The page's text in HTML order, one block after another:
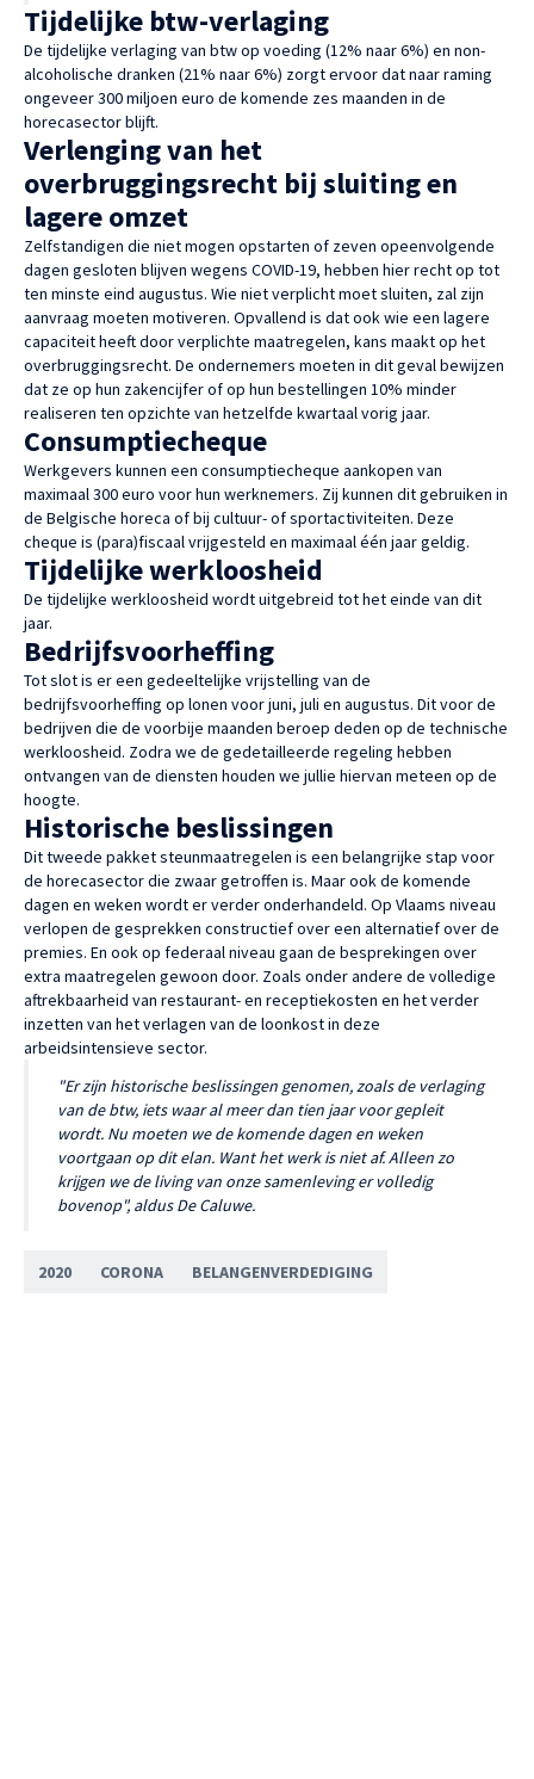
Tijdelijke btw-verlaging
De tijdelijke verlaging van btw op voeding (12% naar 6%) en non-
alcoholische dranken (21% naar 6%) zorgt ervoor dat naar raming
ongeveer 300 miljoen euro de komende zes maanden in de
horecasector blijft.
Verlenging van het
overbruggingsrecht bij sluiting en
lagere omzet
Zelfstandigen die niet mogen opstarten of zeven opeenvolgende
dagen gesloten blijven wegens COVID-19, hebben hier recht op tot
ten minste eind augustus. Wie niet verplicht moet sluiten, zal zijn
aanvraag moeten motiveren. Opvallend is dat ook wie een lagere
capaciteit heeft door verplichte maatregelen, kans maakt op het
overbruggingsrecht. De ondernemers moeten in dit geval bewijzen
dat ze op hun zakencijfer of op hun bestellingen 10% minder
realiseren ten opzichte van hetzelfde kwartaal vorig jaar.
Consumptiecheque
Werkgevers kunnen een consumptiecheque aankopen van
maximaal 300 euro voor hun werknemers. Zij kunnen dit gebruiken in
de Belgische horeca of bij cultuur- of sportactiviteiten. Deze
cheque is (para)fiscaal vrijgesteld en maximaal één jaar geldig.
Tijdelijke werkloosheid
De tijdelijke werkloosheid wordt uitgebreid tot het einde van dit
jaar.
Bedrijfsvoorheffing
Tot slot is er een gedeeltelijke vrijstelling van de
bedrijfsvoorheffing op lonen voor juni, juli en augustus. Dit voor de
bedrijven die de voorbije maanden beroep deden op de technische
werkloosheid. Zodra we de gedetailleerde regeling hebben
ontvangen van de diensten houden we jullie hiervan meteen op de
hoogte.
Historische beslissingen
Dit tweede pakket steunmaatregelen is een belangrijke stap voor
de horecasector die zwaar getroffen is. Maar ook de komende
dagen en weken wordt er verder onderhandeld. Op Vlaams niveau
verlopen de gesprekken constructief over een alternatief over de
premies. En ook op federaal niveau gaan de besprekingen over
extra maatregelen gewoon door. Zoals onder andere de volledige
aftrekbaarheid van restaurant- en receptiekosten en het verder
inzetten van het verlagen van de loonkost in deze
arbeidsintensieve sector.
"Er zijn historische beslissingen genomen, zoals de verlaging
van de btw, iets waar al meer dan tien jaar voor gepleit
wordt. Nu moeten we de komende dagen en weken
voortgaan op dit elan. Want het werk is niet af. Alleen zo
krijgen we de living van onze samenleving er volledig
bovenop", aldus De Caluwe.
2020 CORONA BELANGENVERDEDIGING